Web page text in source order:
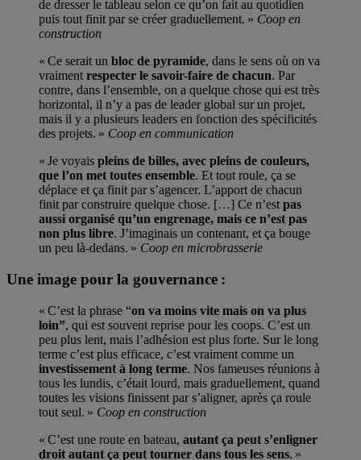
de dresser le tableau selon ce qu’on fait au quotidien
puis tout finit par se créer graduellement. » Coop en
construction
« Ce serait un bloc de pyramide, dans le sens où on va
vraiment respecter le savoir-faire de chacun. Par
contre, dans l’ensemble, on a quelque chose qui est très
horizontal, il n’y a pas de leader global sur un projet,
mais il y a plusieurs leaders en fonction des spécificités
des projets. » Coop en communication
« Je voyais pleins de billes, avec pleins de couleurs,
que l’on met toutes ensemble. Et tout roule, ça se
déplace et ça finit par s’agencer. L’apport de chacun
finit par construire quelque chose. […] Ce n’est pas
aussi organisé qu’un engrenage, mais ce n’est pas
non plus libre. J’imaginais un contenant, et ça bouge
un peu là-dedans. » Coop en microbrasserie
Une image pour la gouvernance :
« C’est la phrase “on va moins vite mais on va plus
loin”, qui est souvent reprise pour les coops. C’est un
peu plus lent, mais l’adhésion est plus forte. Sur le long
terme c’est plus efficace, c’est vraiment comme un
investissement à long terme. Nos fameuses réunions à
tous les lundis, c’était lourd, mais graduellement, quand
toutes les visions finissent par s’aligner, après ça roule
tout seul. » Coop en construction
« C’est une route en bateau, autant ça peut s’enligner
droit autant ça peut tourner dans tous les sens. »